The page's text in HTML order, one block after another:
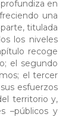
en
una
titulada
los niveles
recoge
el segundo
el tercer
esfuerzos
territorio y,
–públicos y